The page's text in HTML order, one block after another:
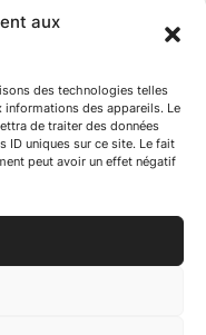
aux
des technologies telles
des appareils. Le
de traiter des données
ID uniques sur ce site. Le fait
peut avoir un effet négatif
recommandé